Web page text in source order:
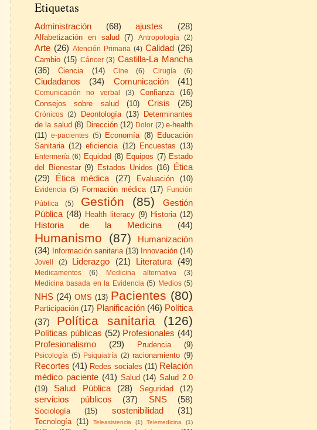
Etiquetas
Administración (68) ajustes (28)
Alfabetización en salud (7) Antropología (2)
Arte (26) Atención Primaria (4) Calidad (26)
Cambio (15) Cáncer (3) Castilla-La Mancha
(36)
Ciencia (14) Cine (6) Cirugía (6)
Ciudadanos (34) Comunicación (41)
Comunicación no verbal (3) Confianza
(16)
Consejos sobre salud
(10) Crisis (26)
Crónicos (2) Deontología (13)
Determinantes
de la salud (8) Dirección (12) Dolor (2) e-health
(11)
e-pacientes (5) Economía (8)
Educación
Sanitaria (12) eficiencia (12) Encuestas (13)
Enfermería (6) Equidad (8) Equipos (7) Estado
del Bienestar (9) Estados Unidos (16) Ética
(29)
Ética médica (27) Evaluación (10)
Evidencia (5) Formación médica (17)
Función
Pública
(5) Gestión (85)
Gestión
Pública (48) Health literacy (9) Historia (12)
Historia de la Medicina (44)
Humanismo (87)
Humanización
(34) Información sanitaria (13) Innovación (14)
Jovell (2) Liderazgo (21) Literatura (49)
Medicamentos (6) Medicina alternativa
(3)
Medicina basada en la Evidencia (5) Medios (5)
NHS (24) OMS (13) Pacientes (80)
Participación (17) Planificación (46) Política
(37)
Política sanitaria (126)
Políticas públicas (52) Profesionales (44)
Profesionalismo
(29) Prudencia (9)
Psicología (5) Psiquiatría (2) racionamiento (9)
Recortes (41) Redes sociales (11) Relación
médico paciente (41) Salud (14) Salud 2.0
(19)
Salud Pública (28) Seguridad (12)
servicios públicos (37) SNS (58)
Sociología (15) sostenibilidad (31)
Tecnología (11) Teleasistencia (1) Telemedicina (1)